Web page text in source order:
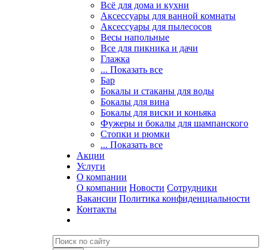
Всё для дома и кухни
Аксессуары для ванной комнаты
Аксессуары для пылесосов
Весы напольные
Все для пикника и дачи
Глажка
... Показать все
Бар
Бокалы и стаканы для воды
Бокалы для вина
Бокалы для виски и коньяка
Фужеры и бокалы для шампанского
Стопки и рюмки
... Показать все
Акции
Услуги
О компании
О компании Новости Сотрудники
Вакансии Политика конфиденциальности
Контакты